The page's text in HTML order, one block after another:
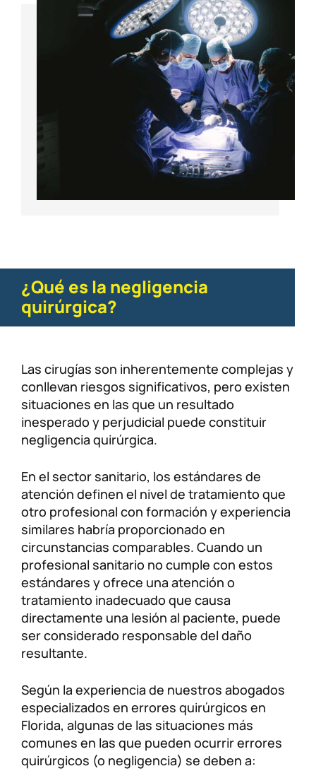
¿Qué es la negligencia
quirúrgica?
Las cirugías son inherentemente complejas y
conllevan riesgos significativos, pero existen
situaciones en las que un resultado
inesperado y perjudicial puede constituir
negligencia quirúrgica.
En el sector sanitario, los estándares de
atención definen el nivel de tratamiento que
otro profesional con formación y experiencia
similares habría proporcionado en
circunstancias comparables. Cuando un
profesional sanitario no cumple con estos
estándares y ofrece una atención o
tratamiento inadecuado que causa
directamente una lesión al paciente, puede
ser considerado responsable del daño
resultante.
Según la experiencia de nuestros abogados
especializados en errores quirúrgicos en
Florida, algunas de las situaciones más
comunes en las que pueden ocurrir errores
quirúrgicos (o negligencia) se deben a: